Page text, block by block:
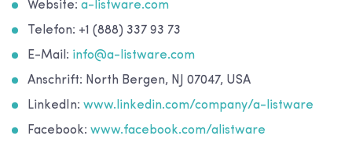
Website: a-listware.com
Telefon: +1 (888) 337 93 73
E-Mail: info@a-listware.com
Anschrift: North Bergen, NJ 07047, USA
LinkedIn: www.linkedin.com/company/a-listware
Facebook: www.facebook.com/alistware